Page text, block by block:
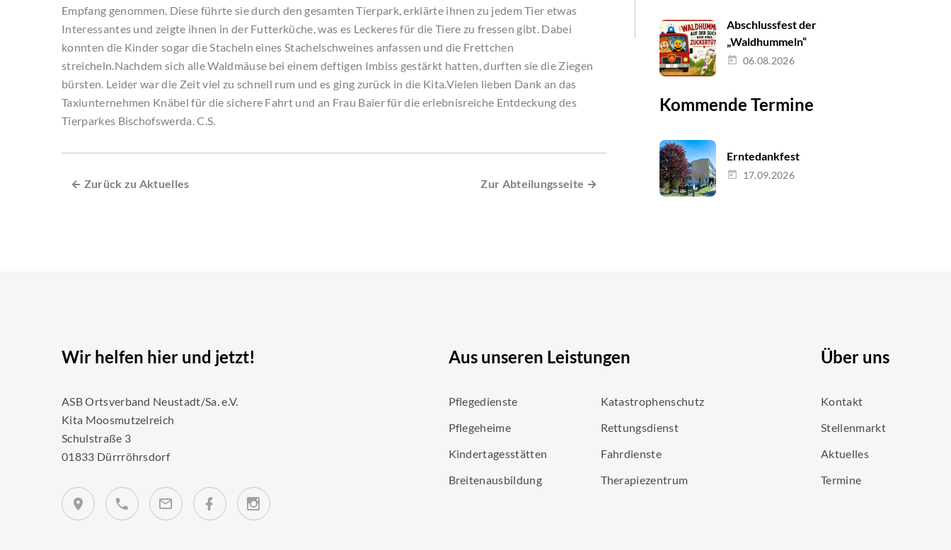
Abschlussfest der
„Waldhummeln“
06.08.2026
Kommende Termine
Erntedankfest
17.09.2026
Empfang genommen. Diese führte sie durch den gesamten Tierpark, erklärte ihnen zu jedem Tier etwas
Interessantes und zeigte ihnen in der Futterküche, was es Leckeres für die Tiere zu fressen gibt. Dabei
konnten die Kinder sogar die Stacheln eines Stachelschweines anfassen und die Frettchen
streicheln.Nachdem sich alle Waldmäuse bei einem deftigen Imbiss gestärkt hatten, durften sie die Ziegen
bürsten. Leider war die Zeit viel zu schnell rum und es ging zurück in die Kita.Vielen lieben Dank an das
Taxiunternehmen Knäbel für die sichere Fahrt und an Frau Baier für die erlebnisreiche Entdeckung des
Tierparkes Bischofswerda. C.S.
← Zurück zu Aktuelles Zur Abteilungsseite →
Wir helfen hier und jetzt!
ASB Ortsverband Neustadt/Sa. e.V.
Kita Moosmutzelreich
Schulstraße 3
01833 Dürrröhrsdorf
Aus unseren Leistungen
Pflegedienste
Pflegeheime
Kindertagesstätten
Breitenausbildung
Katastrophenschutz
Rettungsdienst
Fahrdienste
Therapiezentrum
Über uns
Kontakt
Stellenmarkt
Aktuelles
Termine